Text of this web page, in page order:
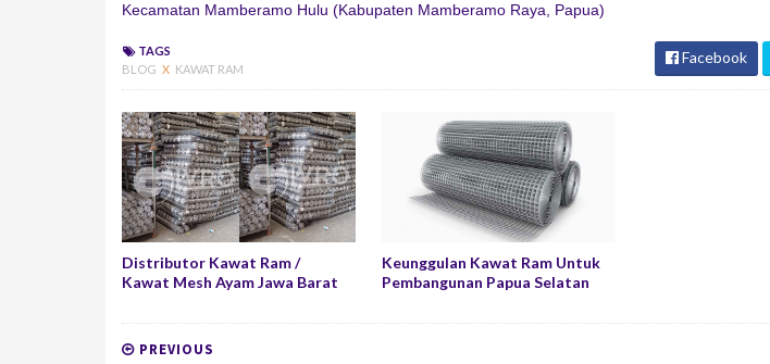
Kecamatan Mamberamo Hulu (Kabupaten Mamberamo Raya, Papua)
TAGS
BLOG X KAWAT RAM
Facebook
Distributor Kawat Ram /
Kawat Mesh Ayam Jawa Barat
Keunggulan Kawat Ram Untuk
Pembangunan Papua Selatan
PREVIOUS